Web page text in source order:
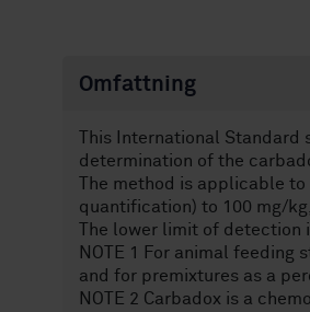
Omfattning
This International
determination of the
The method is applicable
quantification) to 100 mg/
The lower limit of detection
NOTE 1 For animal
and for premixtures as a
NOTE 2 Carbadox is a